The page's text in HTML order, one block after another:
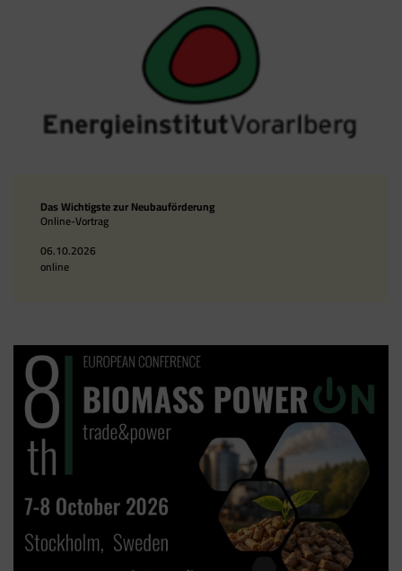
Das Wichtigste zur Neubauförderung
Online-Vortrag
06.10.2026
online